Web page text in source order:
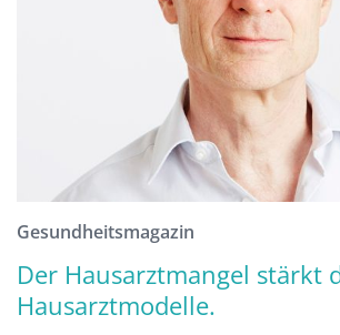
Gesundheitsmagazin
Der Hausarztmangel stärkt
Hausarztmodelle.